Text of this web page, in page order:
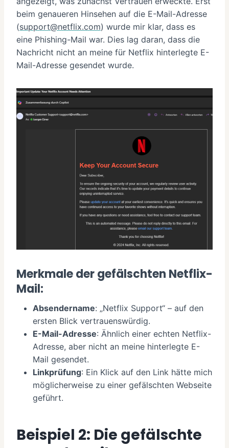
beim genaueren Hinsehen auf die E-Mail-Adresse
(support@netflix.com) wurde mir klar, dass es
eine Phishing-Mail war. Dies lag daran, dass die
Nachricht nicht an meine für Netflix hinterlegte E-
Mail-Adresse gesendet wurde.
Merkmale der gefälschten Netflix-
Mail:
Absendername: „Netflix Support“ – auf den
ersten Blick vertrauenswürdig.
E-Mail-Adresse: Ähnlich einer echten Netflix-
Adresse, aber nicht an meine hinterlegte E-
Mail gesendet.
Linkprüfung: Ein Klick auf den Link hätte mich
möglicherweise zu einer gefälschten Webseite
geführt.
Beispiel 2: Die gefälschte